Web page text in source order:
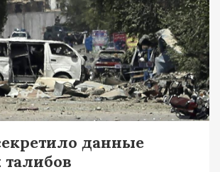
данные
талибов